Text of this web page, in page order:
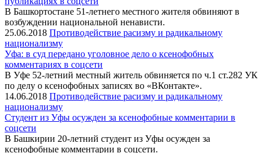
В Башкортостане 51-летнего местного жителя обвиняют в
возбуждении национальной ненависти.
25.06.2018 Противодействие расизму и радикальному
национализму
Уфа: в суд передано уголовное дело о ксенофобных
комментариях в соцсети
В Уфе 52-летний местный житель обвиняется по ч.1 ст.282 УК
по делу о ксенофобных записях во «ВКонтакте».
14.06.2018 Противодействие расизму и радикальному
национализму
Студент из Уфы осужден за ксенофобные комментарии в
соцсети
В Башкирии 20-летний студент из Уфы осужден за
ксенофобные комментарии в соцсети.